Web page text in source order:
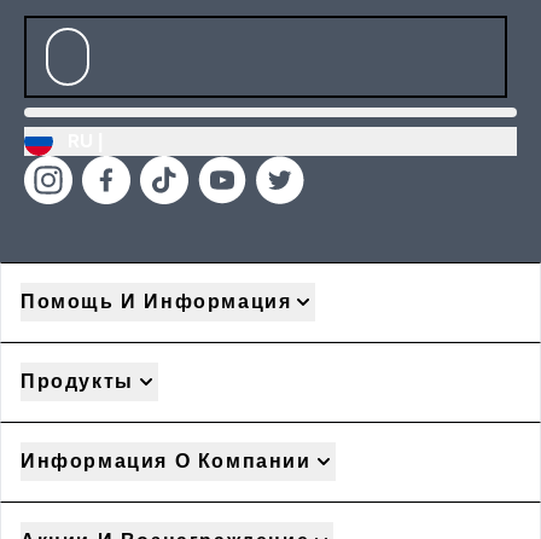
Помощь И Информация
Продукты
Информация О Компании